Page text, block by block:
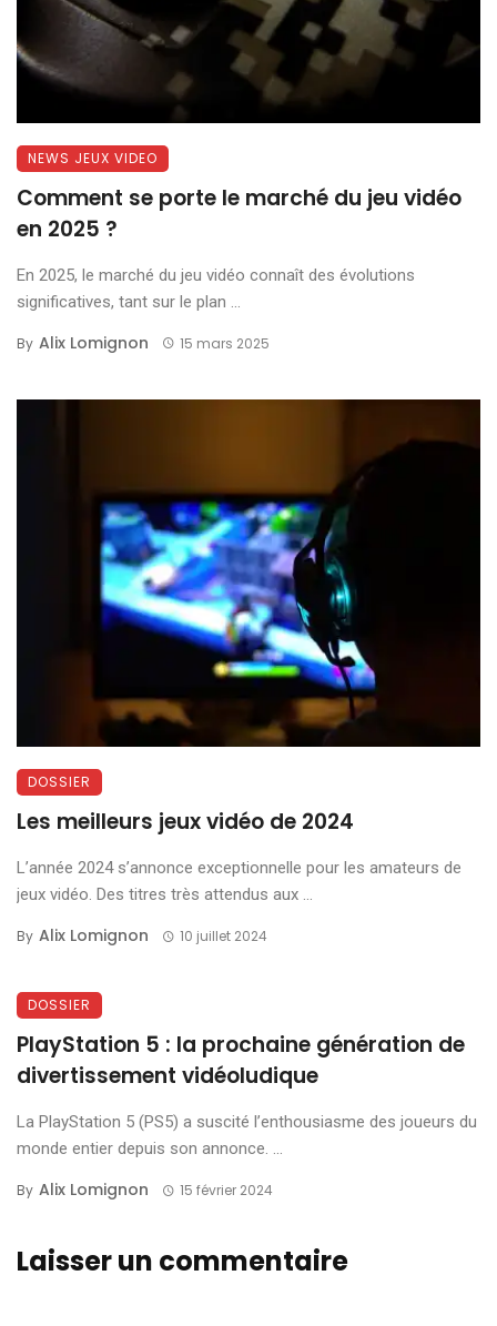
NEWS JEUX VIDEO
Comment se porte le marché du jeu vidéo
en 2025 ?
En 2025, le marché du jeu vidéo connaît des évolutions
significatives, tant sur le plan ...
By Alix Lomignon 15 mars 2025
DOSSIER
Les meilleurs jeux vidéo de 2024
L’année 2024 s’annonce exceptionnelle pour les amateurs de
jeux vidéo. Des titres très attendus aux ...
By Alix Lomignon 10 juillet 2024
DOSSIER
PlayStation 5 : la prochaine génération de
divertissement vidéoludique
La PlayStation 5 (PS5) a suscité l’enthousiasme des joueurs du
monde entier depuis son annonce. ...
By Alix Lomignon 15 février 2024
Laisser un commentaire